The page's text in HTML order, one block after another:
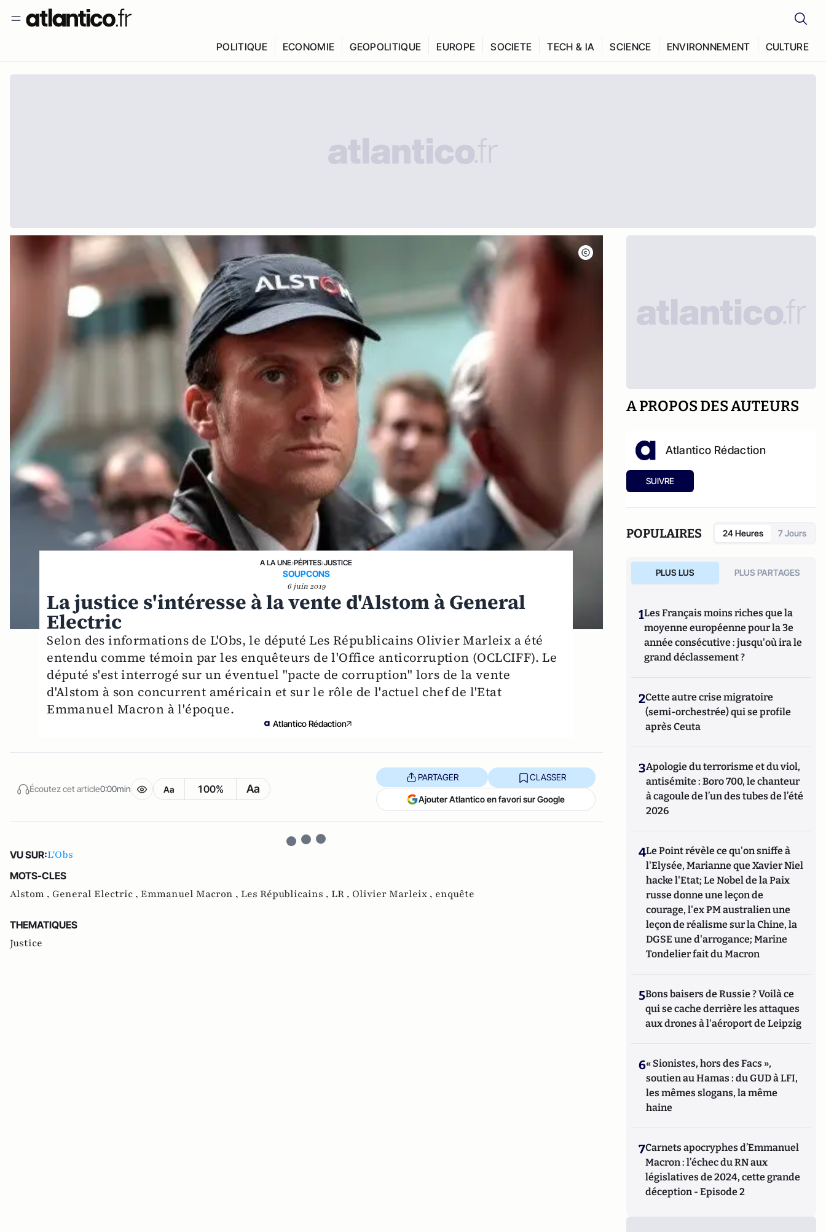
POLITIQUE ECONOMIE GEOPOLITIQUE EUROPE SOCIETE TECH & IA SCIENCE ENVIRONNEMENT CULTURE
A LA UNE›PÉPITES›JUSTICE
SOUPCONS
6 juin 2019
La justice s'intéresse à la vente d'Alstom à General
Electric
Selon des informations de L'Obs, le député Les Républicains Olivier Marleix a été
entendu comme témoin par les enquêteurs de l'Office anticorruption (OCLCIFF). Le
député s'est interrogé sur un éventuel "pacte de corruption" lors de la vente
d'Alstom à son concurrent américain et sur le rôle de l'actuel chef de l'Etat
Emmanuel Macron à l'époque.
Atlantico Rédaction
Écoutez cet article0:00min Aa 100% Aa
PARTAGER CLASSER
Ajouter Atlantico en favori sur Google
VU SUR:L'Obs
MOTS-CLES
Alstom , General Electric , Emmanuel Macron , Les Républicains , LR , Olivier Marleix , enquête
THEMATIQUES
Justice
A PROPOS DES AUTEURS
Atlantico Rédaction
SUIVRE
POPULAIRES 24 Heures 7 Jours
PLUS LUS PLUS PARTAGES
1Les Français moins riches que la
moyenne européenne pour la 3e
année consécutive : jusqu'où ira le
grand déclassement ?
2Cette autre crise migratoire
(semi-orchestrée) qui se profile
après Ceuta
3Apologie du terrorisme et du viol,
antisémite : Boro 700, le chanteur
à cagoule de l’un des tubes de l’été
2026
4Le Point révèle ce qu'on sniffe à
l'Elysée, Marianne que Xavier Niel
hacke l'Etat; Le Nobel de la Paix
russe donne une leçon de
courage, l'ex PM australien une
leçon de réalisme sur la Chine, la
DGSE une d'arrogance; Marine
Tondelier fait du Macron
5Bons baisers de Russie ? Voilà ce
qui se cache derrière les attaques
aux drones à l'aéroport de Leipzig
6« Sionistes, hors des Facs »,
soutien au Hamas : du GUD à LFI,
les mêmes slogans, la même
haine
7Carnets apocryphes d’Emmanuel
Macron : l’échec du RN aux
législatives de 2024, cette grande
déception - Episode 2